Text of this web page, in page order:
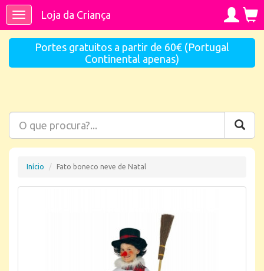
ToggleLoja da Criança
Portes gratuitos a partir de 60€ (Portugal
Continental apenas)
Início Fato boneco neve de Natal